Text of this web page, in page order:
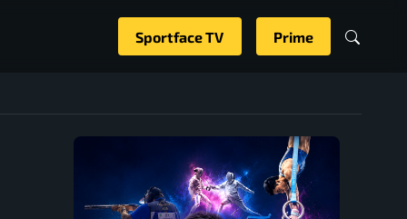
Sportface TV Prime